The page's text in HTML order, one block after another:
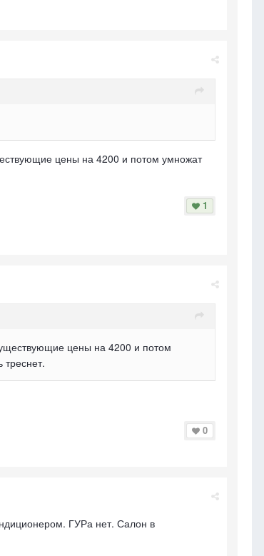
цены на 4200 и потом умножат
1
цены на 4200 и потом
0
ГУРа нет. Салон в